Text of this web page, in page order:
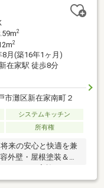
ては担当へお問合せ
2
2
8月(築16年1ヶ月)
在家駅 徒歩8分
市灘区新在家南町２
システムキッチン
所有権
来の安心と快適を兼
外壁・屋根塗装＆防
エコキュートなど主要